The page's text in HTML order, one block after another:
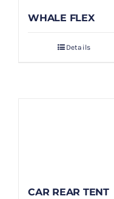
WHALE FLEX
Details
CAR REAR TENT